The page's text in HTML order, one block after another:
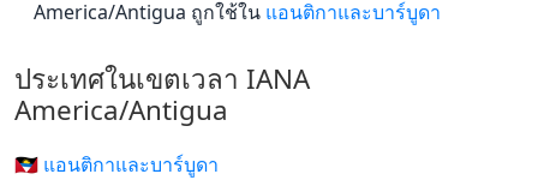
America/Antigua ถูกใช้ใน แอนติกาและบาร์บูดา
ประเทศในเขตเวลา IANA
America/Antigua
🇦🇬 แอนติกาและบาร์บูดา